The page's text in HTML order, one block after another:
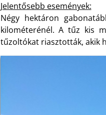
Jelentősebb események:
Négy hektáron
kilométerénél. A tűz kis
tűzoltókat riasztották, akik